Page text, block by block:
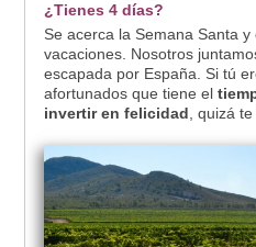
¿Tienes 4 días?
Se acerca la Semana Santa
vacaciones. Nosotros
escapada por España. Si tú
afortunados que tiene el
invertir en felicidad , quizá